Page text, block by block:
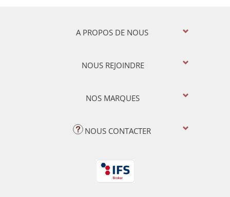
A PROPOS DE NOUS
NOUS REJOINDRE
NOS MARQUES
NOUS CONTACTER